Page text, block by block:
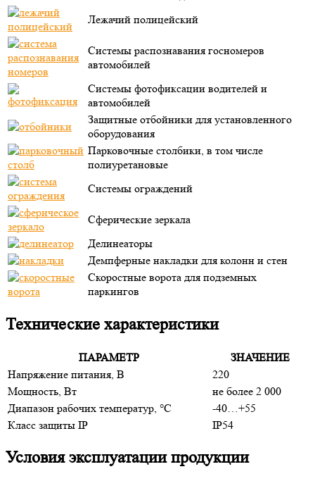
Лежачий полицейский
Системы распознавания госномеров
автомобилей
Системы фотофиксации водителей и
автомобилей
Защитные отбойники для установленного
оборудования
Парковочные столбики, в том числе
полиуретановые
Системы ограждений
Сферические зеркала
Делинеаторы
Демпферные накладки для колонн и стен
Скоростные ворота для подземных
паркингов
Технические характеристики
ПАРАМЕТР
ЗНАЧЕНИЕ
Напряжение питания, В
220
Мощность, Вт
не более 2 000
Диапазон рабочих температур, °С
-40…+55
Класс защиты IP
IP54
Условия эксплуатации продукции